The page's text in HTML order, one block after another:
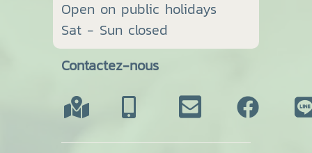
Open on public holidays
Sat - Sun closed
Contactez-nous